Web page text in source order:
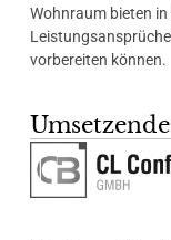
Wohnraum bieten
vorbereiten können.